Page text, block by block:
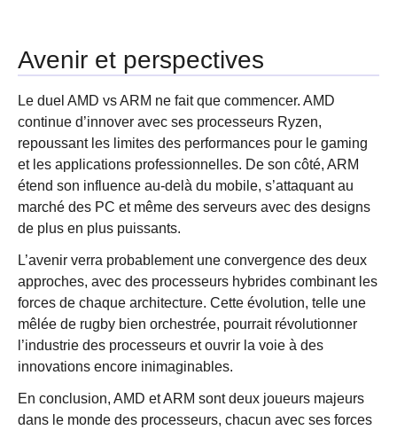
Avenir et perspectives
Le duel AMD vs ARM ne fait que commencer. AMD
continue d’innover avec ses processeurs Ryzen,
repoussant les limites des performances pour le gaming
et les applications professionnelles. De son côté, ARM
étend son influence au-delà du mobile, s’attaquant au
marché des PC et même des serveurs avec des designs
de plus en plus puissants.
L’avenir verra probablement une convergence des deux
approches, avec des processeurs hybrides combinant les
forces de chaque architecture. Cette évolution, telle une
mêlée de rugby bien orchestrée, pourrait révolutionner
l’industrie des processeurs et ouvrir la voie à des
innovations encore inimaginables.
En conclusion, AMD et ARM sont deux joueurs majeurs
dans le monde des processeurs, chacun avec ses forces